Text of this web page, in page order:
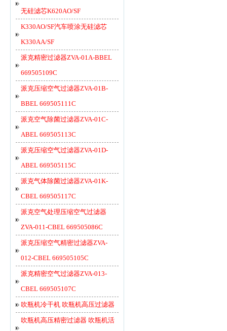
无硅滤芯K620AO/SF
K330AO/SF汽车喷涂无硅滤芯
K330AA/SF
派克精密过滤器ZVA-01A-BBEL
669505109C
派克压缩空气过滤器ZVA-01B-
BBEL 669505111C
派克空气除菌过滤器ZVA-01C-
ABEL 669505113C
派克压缩空气过滤器ZVA-01D-
ABEL 669505115C
派克气体除菌过滤器ZVA-01K-
CBEL 669505117C
派克空气处理压缩空气过滤器
ZVA-011-CBEL 669505086C
派克压缩空气精密过滤器ZVA-
012-CBEL 669505105C
派克精密空气过滤器ZVA-013-
CBEL 669505107C
吹瓶机冷干机 吹瓶机高压过滤器
吹瓶机高压精密过滤器 吹瓶机活